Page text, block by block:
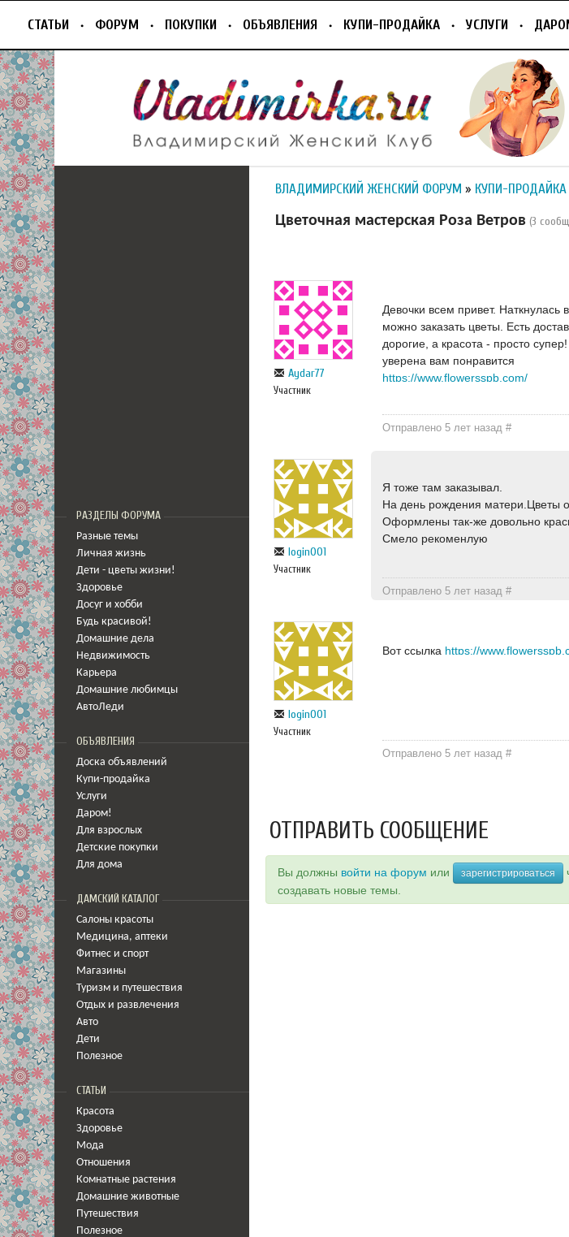
СТАТЬИ ФОРУМ ПОКУПКИ ОБЪЯВЛЕНИЯ КУПИ-ПРОДАЙКА УСЛУГИ
РАЗДЕЛЫ ФОРУМА
Разные темы
Личная жизнь
Дети - цветы жизни!
Здоровье
Досуг и хобби
Будь красивой!
Домашние дела
Недвижимость
Карьера
Домашние любимцы
АвтоЛеди
ОБЪЯВЛЕНИЯ
Доска объявлений
Купи-продайка
Услуги
Даром!
Для взрослых
Детские покупки
Для дома
ДАМСКИЙ КАТАЛОГ
Салоны красоты
Медицина, аптеки
Фитнес и спорт
Магазины
Туризм и путешествия
Отдых и развлечения
Авто
Дети
Полезное
СТАТЬИ
Красота
Здоровье
Мода
Отношения
Комнатные растения
Домашние животные
Путешествия
Полезное
ВЛАДИМИРСКИЙ ЖЕНСКИЙ ФОРУМ » КУПИ-ПРОДАЙКА
Цветочная мастерская Роза Ветров (3
Aydar77
Участник
Девочки всем привет. Наткнулась
можно заказать цветы. Есть
дорогие, а красота - просто
уверена вам понравится
https://www.flowersspb.com/
Отправлено 5 лет назад#
login001
Участник
Я тоже там заказывал.
На день рождения матери.Цветы
Оформлены так-же довольно
Смело рекоменлую
Отправлено 5 лет назад#
login001
Участник
Вот ссылка https://
Отправлено 5 лет назад#
ОТПРАВИТЬ СООБЩЕНИЕ
Вы должны войти на форум или зарегистрироваться
создавать новые темы.